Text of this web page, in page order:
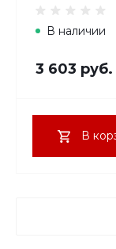
В наличии
3 603 руб.
В